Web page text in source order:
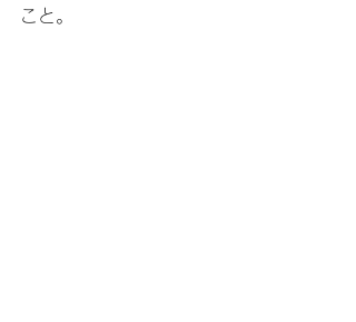
こと。